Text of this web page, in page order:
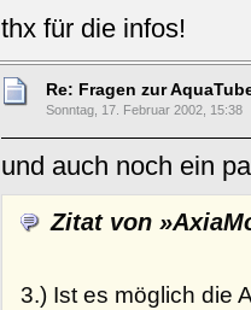
thx für die infos!
Re: Fragen zur
Sonntag, 17. Februar 2002, 15:38
und auch noch ein
Zitat von
3.) Ist es möglich die